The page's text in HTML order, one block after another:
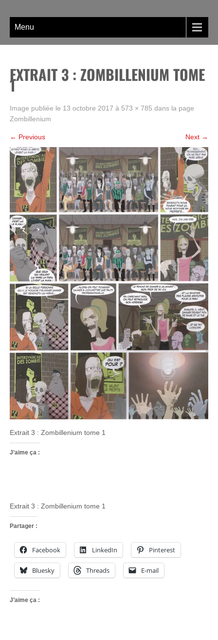
contentMenu
EXTRAIT 3 : ZOMBILLENIUM TOME
1
Image publiée le 13 octobre 2017 à 573 × 785 dans la page
Zombillenium
← Previous Next →
Extrait 3 : Zombillenium tome 1
J’aime ça :
Extrait 3 : Zombillenium tome 1
Partager :
Facebook LinkedIn Pinterest
Bluesky Threads E-mail
J’aime ça :